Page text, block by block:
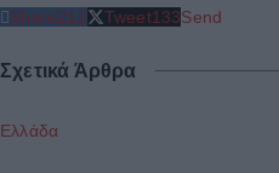
Share212 Tweet133Send
Σχετικά Άρθρα
Ελλάδα